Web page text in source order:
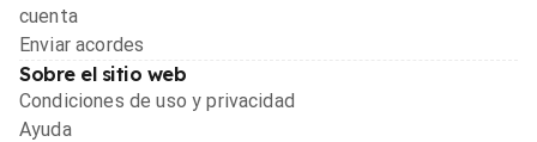
cuenta
Enviar acordes
Sobre el sitio web
Condiciones de uso y privacidad
Ayuda